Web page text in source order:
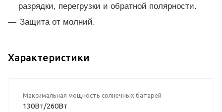
разрядки, перегрузки и обратной полярности.
Защита от молний.
Характеристики
Максимальная мощность солнечных батарей
130Вт/260Вт